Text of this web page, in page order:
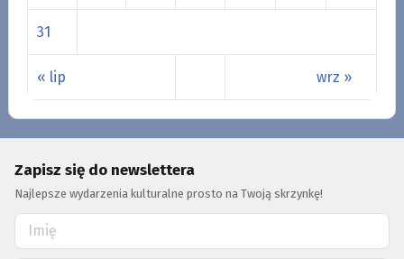
« lip wrz »
31
Zapisz się do newslettera
Najlepsze wydarzenia kulturalne prosto na Twoją skrzynkę!